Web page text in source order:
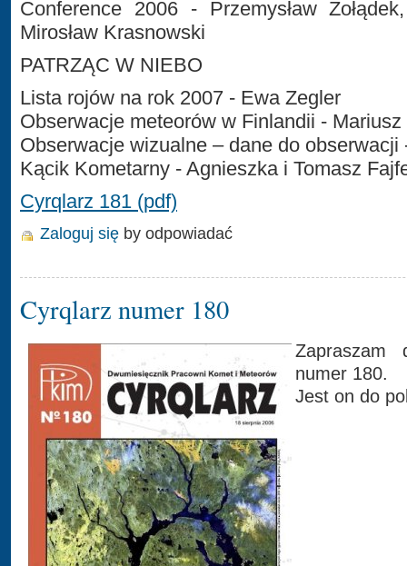
Conference 2006 - Przemysław
Mirosław Krasnowski
PATRZĄC W NIEBO
Lista rojów na rok 2007 - Ewa Zegler
Obserwacje meteorów w Finlandii -
Obserwacje wizualne – dane do obserwacji
Kącik Kometarny - Agnieszka i Tomasz
Cyrqlarz 181 (pdf)
Zaloguj się by odpowiadać
Cyrqlarz numer 180
Zapraszam
numer 180.
Jest on do